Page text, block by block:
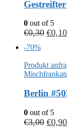
0 out of 5
€0,30 €0,10
-70%
Produkt
Berlin
0 out of 5
€3,00 €0,90